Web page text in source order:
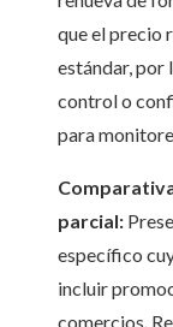
que el precio
estándar, por
control o
para
parcial:
específico
incluir
comercios.